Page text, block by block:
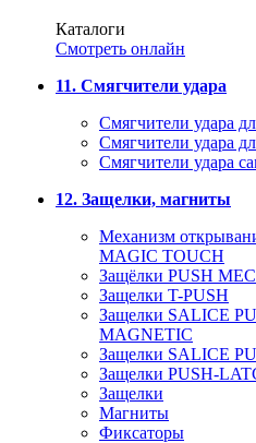
Каталоги
Смотреть онлайн
11. Смягчители удара
Смягчители удара
Смягчители удара
Cмягчители удара
12. Защелки, магниты
Механизм
MAGIC TOUCH
Защёлки PUSH
Защелки T-PUSH
Защелки SALICE
MAGNETIC
Защелки SALICE
Защелки PUSH-
Защелки
Магниты
Фиксаторы